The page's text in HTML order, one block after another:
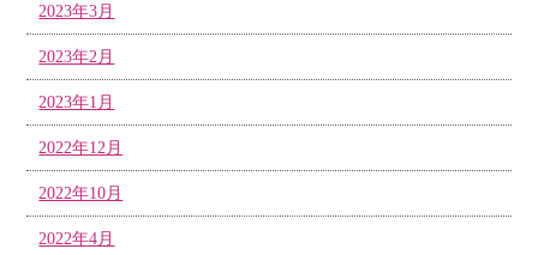
2023年3月
2023年2月
2023年1月
2022年12月
2022年10月
2022年4月